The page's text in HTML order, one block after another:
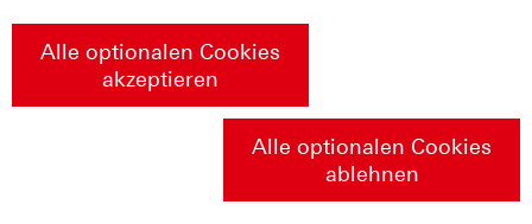
Alle optionalen Cookies
akzeptieren
Alle optionalen Cookies
ablehnen